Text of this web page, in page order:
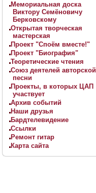
Мемориальная доска
Виктору Семёновичу
Берковскому
Открытая творческая
мастерская
Проект "Споём вместе!"
Проект "Биография"
Теоретические чтения
Союз деятелей авторской
песни
Проекты, в которых ЦАП
участвует
Архив событий
Наши друзья
Бардтелевидение
Ссылки
Ремонт гитар
Карта сайта